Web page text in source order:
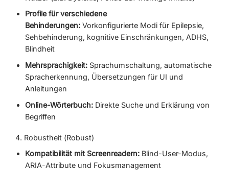
Profile für verschiedene
Behinderungen:Vorkonfigurierte Modi für Epilepsie,
Sehbehinderung, kognitive Einschränkungen, ADHS,
Blindheit
Mehrsprachigkeit:Sprachumschaltung, automatische
Spracherkennung, Übersetzungen für UI und
Anleitungen
Online-Wörterbuch:Direkte Suche und Erklärung von
Begriffen
4. Robustheit (Robust)
Kompatibilität mit Screenreadern:Blind-User-Modus,
ARIA-Attribute und Fokusmanagement